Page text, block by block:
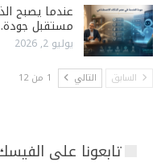
عندما يصبح
مستقبل
يوليو 2, 2026
السابق التالي 1 من 12
تابعونا على